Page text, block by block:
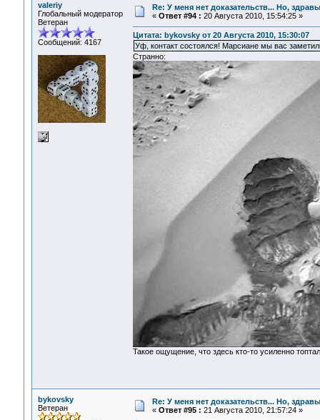
valeriy
Глобальный модератор
Ветеран
Сообщений: 4167
Re: У меня нет доказательств... Но,
« Ответ #94 : 20 Августа 2010, 15:54:25 »
Цитата: bykovsky от 20 Августа 2010, 15:30:07
Уф, контакт состоялся! Марсиане мы вас
Странно:
Такое ощущение, что здесь кто-то усиленно
bykovsky
Ветеран
Re: У меня нет доказательств... Но,
« Ответ #95 : 21 Августа 2010, 21:57:24 »